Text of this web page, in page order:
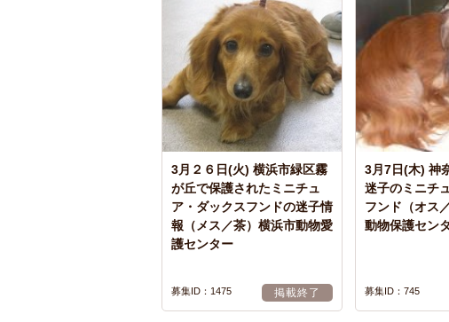
3月２６日(火) 横浜市緑区霧
が丘で保護されたミニチュ
ア・ダックスフンドの迷子情
報（メス／茶）横浜市動物愛
護センター
募集ID：1475 掲載終了
3月7日(木) 神
迷子のミニチ
フンド（オス
動物保護セン
募集ID：745